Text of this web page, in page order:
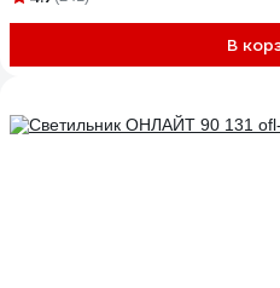
В